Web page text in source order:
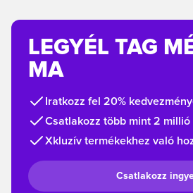
LEGYÉL TAG
MA
Iratkozz fel 20%
Csatlakozz több mint 2 millió
Xkluzív termékekhez való
Csatlakozz